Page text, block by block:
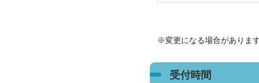
※変更になる場合がありま
受付時間